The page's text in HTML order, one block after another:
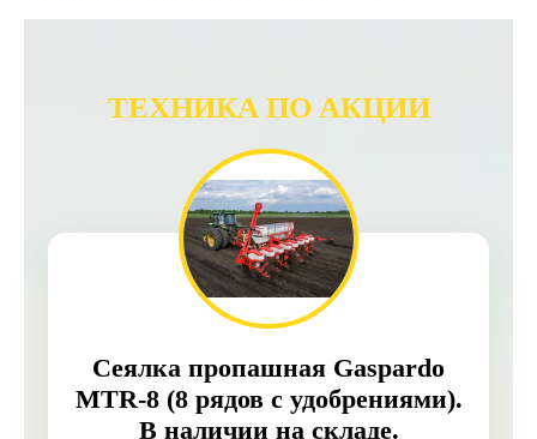
ТЕХНИКА ПО АКЦИИ
Сеялка пропашная Gaspardo
MTR-8 (8 рядов с удобрениями).
В наличии на складе.